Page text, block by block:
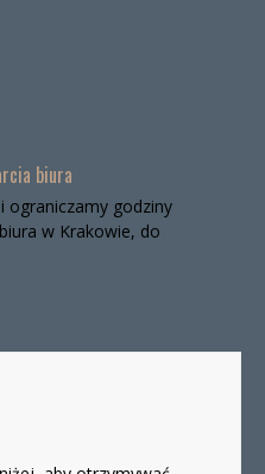
biura
ograniczamy godziny
w Krakowie, do